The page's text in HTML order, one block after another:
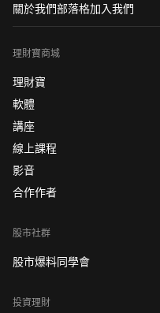
關於我們部落格加入我們
理財寶商城
理財寶
軟體
講座
線上課程
影音
合作作者
股市社群
股市爆料同學會
投資理財